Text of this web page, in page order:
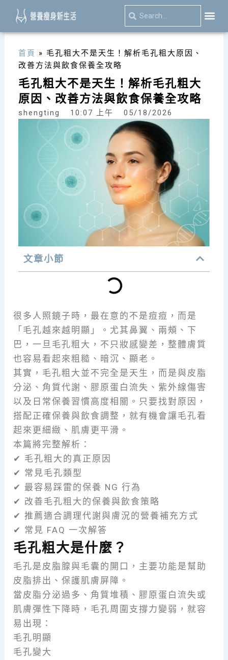
主
Search
首頁 » 毛孔粗大不是天生！解析毛孔粗大原因、
改善方法與飲食保養全攻略
毛孔粗大不是天生！解析毛孔粗大
原因、改善方法與飲食保養全攻略
shengting 10:07 上午 05/18/2026
文章小節
很多人照鏡子時，最在意的不是痘痘，而是
「毛孔越來越明顯」。尤其鼻翼、兩頰、下
巴，一旦毛孔粗大，不只妝感變差，整體膚質
也容易看起來粗糙、暗沉、顯老。
其實，毛孔粗大並不完全是天生，而是與皮脂
分泌、角質代謝、膠原蛋白流失、紫外線傷害
以及日常保養習慣高度相關。只要找對原因，
搭配正確保養與飲食調整，就有機會讓毛孔看
起來更細緻、肌膚更平滑。
本篇將完整解析：
✔ 毛孔粗大的真正原因
✔ 常見毛孔類型
✔ 最容易踩雷的保養 NG 行為
✔ 改善毛孔粗大的保養與飲食策略
✔ 推薦適合調理代謝與膚況的營養補充方式
✔ 常見 FAQ 一次解答
毛孔粗大是什麼？
毛孔是皮脂腺與毛囊的開口，主要功能是幫助
皮脂排出、保護肌膚屏障。
當皮脂分泌過多、角質堆積、膠原蛋白流失或
肌膚彈性下降時，毛孔周圍支撐力變弱，就容
易出現：
毛孔明顯
毛孔變大